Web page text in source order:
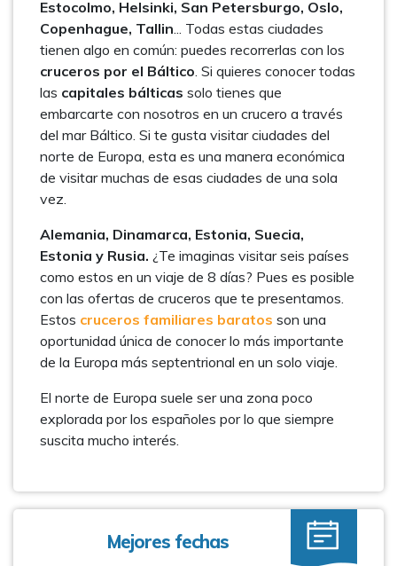
Estocolmo, Helsinki, San Petersburgo, Oslo,
Copenhague, Tallin... Todas estas ciudades
tienen algo en común: puedes recorrerlas con los
cruceros por el Báltico. Si quieres conocer todas
las capitales bálticas solo tienes que
embarcarte con nosotros en un crucero a través
del mar Báltico. Si te gusta visitar ciudades del
norte de Europa, esta es una manera económica
de visitar muchas de esas ciudades de una sola
vez.
Alemania, Dinamarca, Estonia, Suecia,
Estonia y Rusia. ¿Te imaginas visitar seis países
como estos en un viaje de 8 días? Pues es posible
con las ofertas de cruceros que te presentamos.
Estos cruceros familiares baratos son una
oportunidad única de conocer lo más importante
de la Europa más septentrional en un solo viaje.
El norte de Europa suele ser una zona poco
explorada por los españoles por lo que siempre
suscita mucho interés.
Mejores fechas